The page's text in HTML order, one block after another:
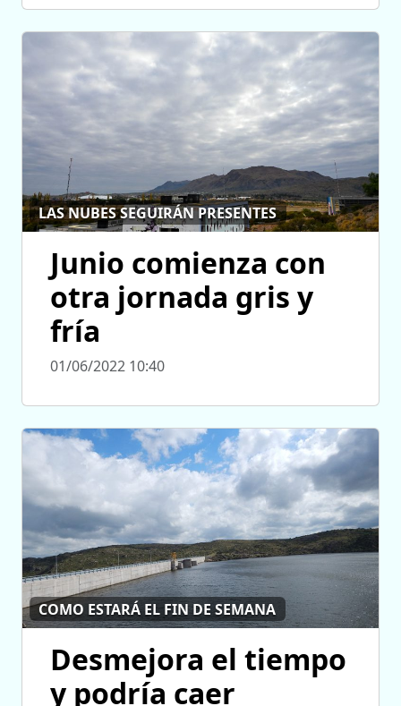
LAS NUBES SEGUIRÁN PRESENTES
Junio comienza con
otra jornada gris y
fría
01/06/2022 10:40
COMO ESTARÁ EL FIN DE SEMANA
Desmejora el tiempo
y podría caer